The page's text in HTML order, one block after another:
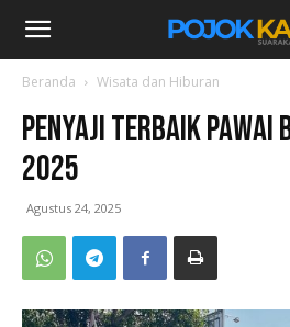
Beranda Wisata dan Hiburan
Penyaji Terbaik Pawai
2025
Agustus 24, 2025